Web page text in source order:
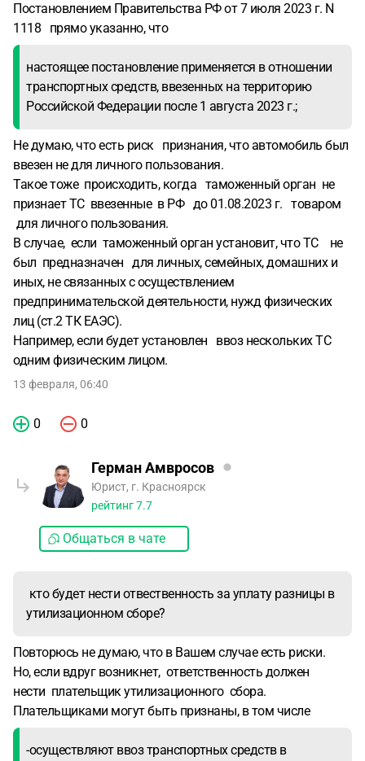
Постановлением Правительства РФ от 7 июля 2023 г. N
1118 прямо указанно, что
настоящее постановление применяется в отношении
транспортных средств, ввезенных на территорию
Российской Федерации после 1 августа 2023 г.;
Не думаю, что есть риск признания, что автомобиль был
ввезен не для личного пользования.
Такое тоже происходить, когда таможенный орган не
признает ТС ввезенные в РФ до 01.08.2023 г. товаром
для личного пользования.
В случае, если таможенный орган установит, что ТС не
был предназначен для личных, семейных, домашних и
иных, не связанных с осуществлением
предпринимательской деятельности, нужд физических
лиц (ст.2 ТК ЕАЭС).
Например, если будет установлен ввоз нескольких ТС
одним физическим лицом.
13 февраля, 06:40
0 0
Герман Амвросов
Юрист, г. Красноярск
рейтинг7.7
Общаться в чате
кто будет нести отвественность за уплату разницы в
утилизационном сборе?
Повторюсь не думаю, что в Вашем случае есть риски.
Но, если вдруг возникнет, ответственность должен
нести плательщик утилизационного сбора.
Плательщиками могут быть признаны, в том числе
-осуществляют ввоз транспортных средств в